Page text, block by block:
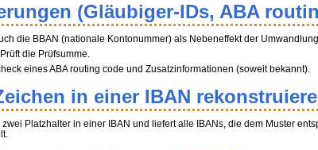
(Gläubiger-IDs, ABA
die BBAN (nationale Kontonummer) als Nebeneffekt der
die Prüfsumme.
eines ABA routing code und Zusatzinformationen (soweit bekannt).
in einer IBAN
Platzhalter in einer IBAN und liefert alle IBANs, die dem Muster